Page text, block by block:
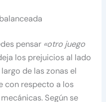
pensar «otro juego
los prejuicios al lado
de las zonas el
con respecto a los
Según se